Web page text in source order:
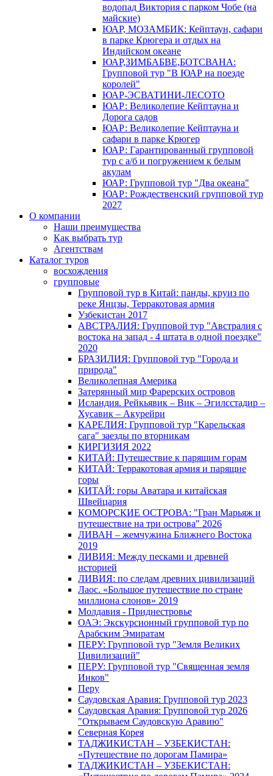
водопад Виктория с парком Чобе (на
майские)
ЮАР, МОЗАМБИК: Кейптаун, сафари
в парке Крюгера и отдых на
Индийском океане
ЮАР,ЗИМБАБВЕ,БОТСВАНА:
Групповой тур "В ЮАР на поезде
королей"
ЮАР-ЭСВАТИНИ-ЛЕСОТО
ЮАР: Великолепие Кейптауна и
Дорога садов
ЮАР: Великолепие Кейптауна и
сафари в парке Крюгер
ЮАР: Гарантированный групповой
тур с а/б и погружением к белым
акулам
ЮАР: Групповой тур "Два океана"
ЮАР: Рождественский групповой тур
2027
О компании
Наши преимущества
Как выбрать тур
Агентствам
Каталог туров
восхождения
групповые
Групповой тур в Китай: панды, круиз по
реке Янцзы, Терракотовая армия
Узбекистан 2017
АВСТРАЛИЯ: Групповой тур "Австралия с
востока на запад - 4 штата в одной поездке"
2020
БРАЗИЛИЯ: Групповой тур "Города и
природа"
Великолепная Америка
Затерянный мир Фарерских островов
Исландия. Рейкьявик – Вик – Эгилсстадир –
Хусавик – Акурейри
КАРЕЛИЯ: Групповой тур "Карельская
сага" заезды по вторникам
КИРГИЗИЯ 2022
КИТАЙ: Путешествие к парящим горам
КИТАЙ: Терракотовая армия и парящие
горы
КИТАЙ: горы Аватара и китайская
Швейцария
КОМОРСКИЕ ОСТРОВА: "Гран Марьяж и
путешествие на три острова" 2026
ЛИВАН – жемчужина Ближнего Востока
2019
ЛИВИЯ: Между песками и древней
историей
ЛИВИЯ: по следам древних цивилизаций
Лаос. «Большое путешествие по стране
миллиона слонов» 2019
Молдавия - Приднестровье
ОАЭ: Экскурсионный групповой тур по
Арабским Эмиратам
ПЕРУ: Групповой тур "Земля Великих
Цивилизаций"
ПЕРУ: Групповой тур "Священная земля
Инков"
Перу
Саудовская Аравия: Групповой тур 2023
Саудовская Аравия: Групповой тур 2026
"Открываем Саудовскую Аравию"
Северная Корея
ТАДЖИКИСТАН – УЗБЕКИСТАН:
«Путешествие по дорогам Памира»
ТАДЖИКИСТАН – УЗБЕКИСТАН: